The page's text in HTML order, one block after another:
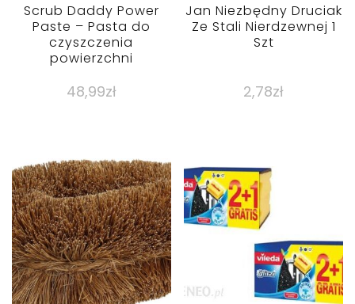
Scrub Daddy Power
Paste – Pasta do
czyszczenia
powierzchni
48,99zł
Jan Niezbędny Druciak
Ze Stali Nierdzewnej 1
Szt
2,78zł